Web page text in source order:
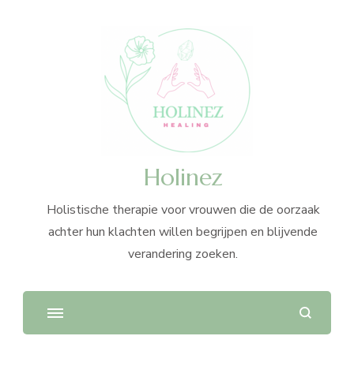
Holinez
Holistische therapie voor vrouwen die de oorzaak
achter hun klachten willen begrijpen en blijvende
verandering zoeken.